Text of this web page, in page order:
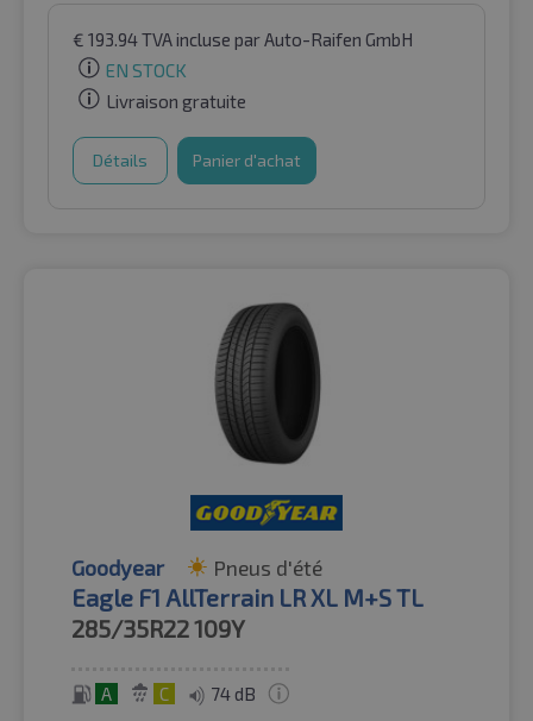
€ 193.94TVA incluse par Auto-Raifen GmbH
EN STOCK
Livraison gratuite
Détails Panier d'achat
Goodyear Pneus d'été
Eagle F1 AllTerrain LR XL M+S TL
285/35R22109Y
A C 74 dB